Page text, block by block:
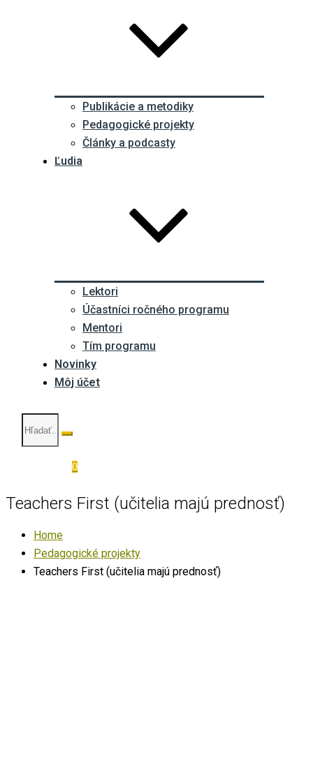
Publikácie a metodiky
Pedagogické projekty
Články a podcasty
Ľudia
Lektori
Účastníci ročného programu
Mentori
Tím programu
Novinky
Môj účet
0
Teachers First (učitelia majú prednosť)
Home
Pedagogické projekty
Teachers First (učitelia majú prednosť)